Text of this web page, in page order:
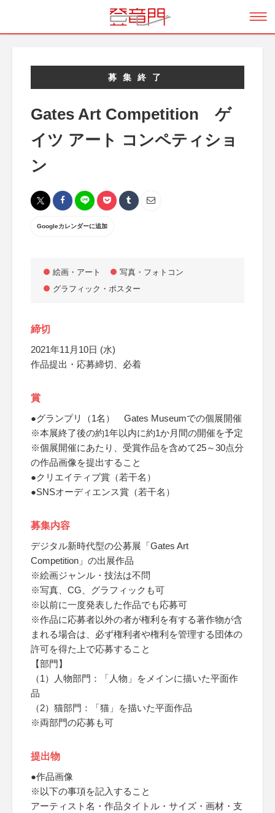
募集終了
Gates Art Competition ゲ
イツ アート コンペティショ
ン
Googleカレンダーに追加
絵画・アート
写真・フォトコン
グラフィック・ポスター
締切
2021年11月10日 (水)
作品提出・応募締切、必着
賞
●グランプリ（1名） Gates Museumでの個展開催
※本展終了後の約1年以内に約1か月間の開催を予定
※個展開催にあたり、受賞作品を含めて25～30点分
の作品画像を提出すること
●クリエイティブ賞（若干名）
●SNSオーディエンス賞（若干名）
募集内容
デジタル新時代型の公募展「Gates Art
Competition」の出展作品
※絵画ジャンル・技法は不問
※写真、CG、グラフィックも可
※以前に一度発表した作品でも応募可
※作品に応募者以外の者が権利を有する著作物が含
まれる場合は、必ず権利者や権利を管理する団体の
許可を得た上で応募すること
【部門】
（1）人物部門：「人物」をメインに描いた平面作
品
（2）猫部門：「猫」を描いた平面作品
※両部門の応募も可
提出物
●作品画像
※以下の事項を記入すること
アーティスト名・作品タイトル・サイズ・画材・支